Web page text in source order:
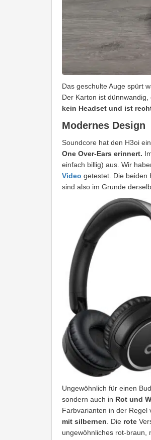
Das geschulte Auge spürt
Der Karton ist
kein Headset und ist
Modernes Design
Soundcore hat den H3oi
One Over-Ears erinnert.
einfach billig) aus. Wir
Video getestet. Die beiden
sind also im Grunde
Ungewöhnlich für einen
sondern auch in Rot und
Farbvarianten in der Regel
mit silbernen . Die rote
ungewöhnliches rot-braun,